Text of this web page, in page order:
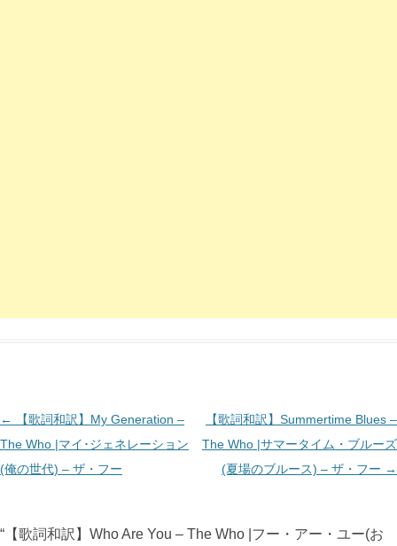
投
稿
ナ
←
【歌詞和訳】My Generation –
The Who |マイ･ジェネレーション
(俺の世代) – ザ・フー
【歌詞和訳】Summertime Blues –
The Who |サマータイム・ブルーズ
(夏場のブルース) – ザ・フー →
“ 【歌詞和訳】Who Are You – The Who |フー・アー・ユー(お